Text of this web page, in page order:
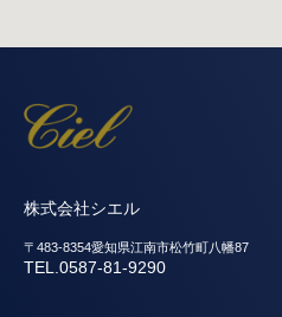
株式会社シエル
〒483-8354愛知県江南市松竹町八幡87
TEL.0587-81-9290